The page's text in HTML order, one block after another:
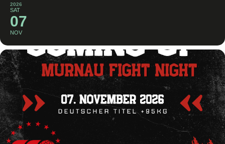
2026
SAT
07
NOV